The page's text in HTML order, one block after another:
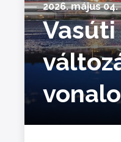
2026. május 04.